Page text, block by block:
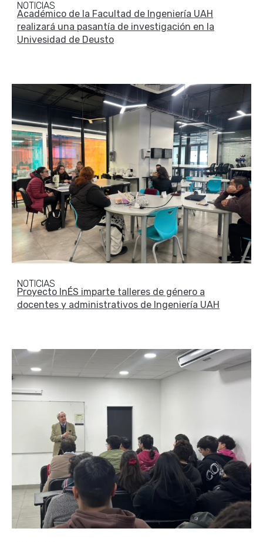
NOTICIAS
Académico de la Facultad de Ingeniería UAH
realizará una pasantía de investigación en la
Univesidad de Deusto
NOTICIAS
Proyecto InÉS imparte talleres de género a
docentes y administrativos de Ingeniería UAH